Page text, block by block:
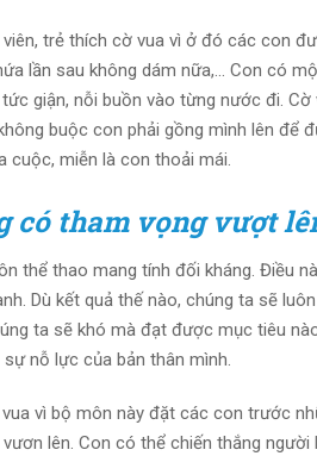
trẻ thích cờ vua vì ở đó các con
lần sau không dám nữa,… Con có
giận, nỗi buồn vào từng nước đi.
buộc con phải gồng mình lên để
cuộc, miễn là con thoải mái.
có tham vọng vượt
thể thao mang tính đối kháng. Điều
Dù kết quả thế nào, chúng ta sẽ
ta sẽ khó mà đạt được mục tiêu
nỗ lực của bản thân mình.
vì bộ môn này đặt các con trước
lên. Con có thể chiến thắng